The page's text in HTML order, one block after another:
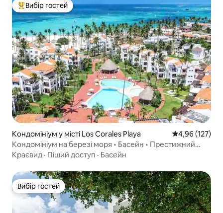
Топ вибір гостей
Вибір гостей
Кондомініум у місті Los Corales Playa Середня
4,96 (127)
Кондомініум на березі моря • Басейн • Престижний
район • Пропозиція на вересень/жовтень
Краєвид · Піший доступ · Басейн
Вибір гостей
Вибір гостей